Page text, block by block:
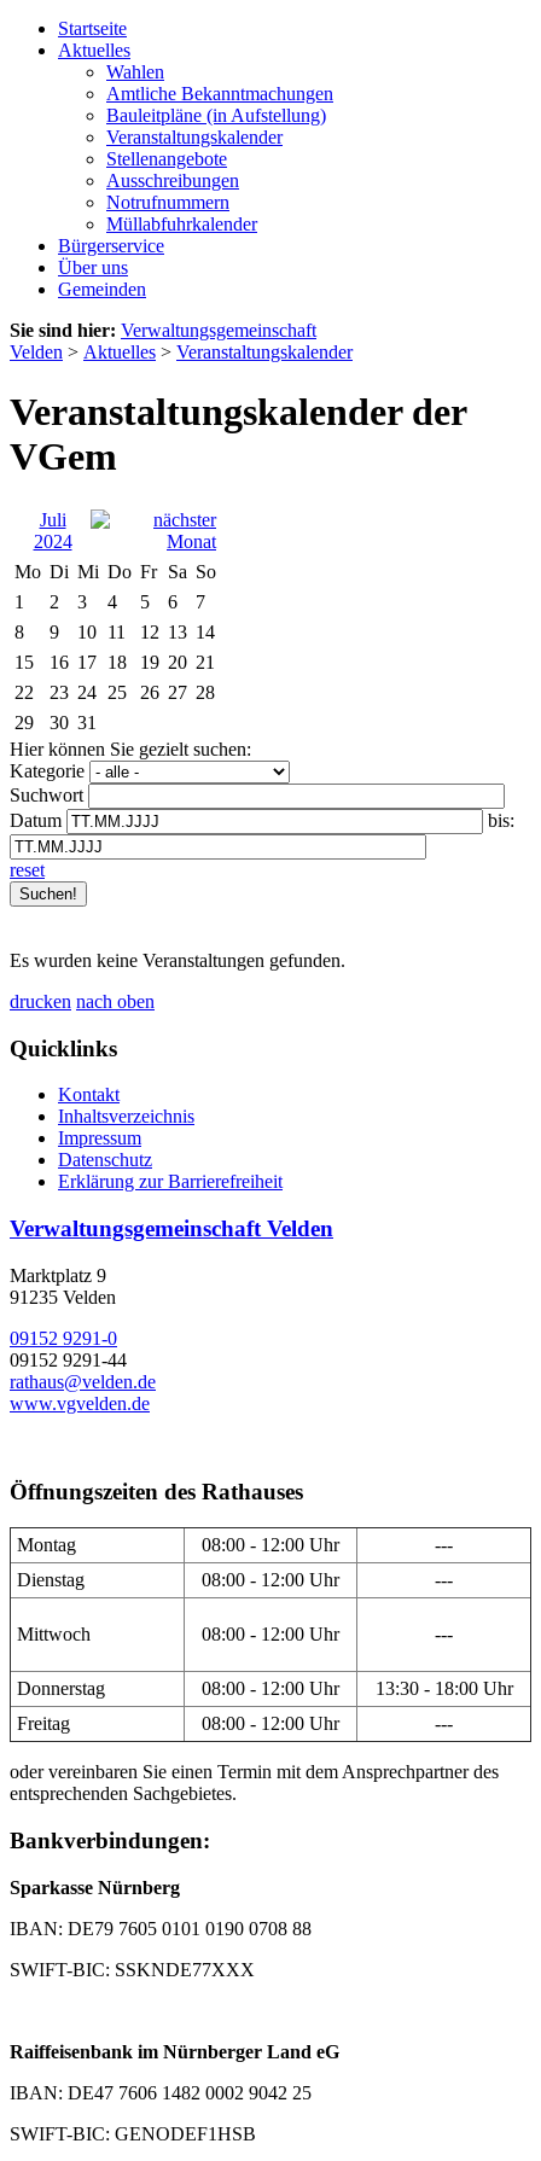
Startseite
Aktuelles
Wahlen
Amtliche Bekanntmachungen
Bauleitpläne (in Aufstellung)
Veranstaltungskalender
Stellenangebote
Ausschreibungen
Notrufnummern
Müllabfuhrkalender
Bürgerservice
Über uns
Gemeinden
Sie sind hier: Verwaltungsgemeinschaft
Velden > Aktuelles > Veranstaltungskalender
Veranstaltungskalender der
VGem
Juli
2024
Mo Di Mi Do Fr Sa So
1
2 3 4 5 6
7
8
9 10 11 12 13 14
15
16 17 18 19 20 21
22
23 24 25 26 27 28
29
30 31
Hier können Sie gezielt suchen:
Kategorie
Suchwort
Datum
bis:
reset
Es wurden keine Veranstaltungen gefunden.
drucken nach oben
Quicklinks
Kontakt
Inhaltsverzeichnis
Impressum
Datenschutz
Erklärung zur Barrierefreiheit
Verwaltungsgemeinschaft Velden
Marktplatz 9
91235 Velden
09152 9291-0
09152 9291-44
rathaus@velden.de
www.vgvelden.de
Öffnungszeiten des Rathauses
Montag 08:00 - 12:00 Uhr
---
Dienstag
08:00 - 12:00 Uhr ---
Mittwoch 08:00 - 12:00 Uhr ---
Donnerstag 08:00 - 12:00 Uhr
13:30 - 18:00 Uhr
Freitag
08:00 - 12:00 Uhr ---
oder vereinbaren Sie einen Termin mit dem Ansprechpartner des
entsprechenden Sachgebietes.
Bankverbindungen:
Sparkasse Nürnberg
IBAN: DE79 7605 0101 0190 0708 88
SWIFT-BIC: SSKNDE77XXX
Raiffeisenbank im Nürnberger Land eG
IBAN: DE47 7606 1482 0002 9042 25
SWIFT-BIC: GENODEF1HSB